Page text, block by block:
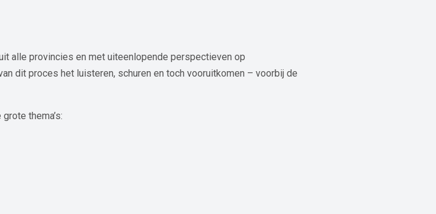
alle provincies en met uiteenlopende perspectieven op
dit proces het luisteren, schuren en toch vooruitkomen – voorbij de
thema’s: